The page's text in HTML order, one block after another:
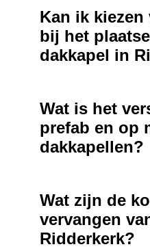
Kan ik kiezen
bij het
dakkapel in
Wat is het
prefab en op
dakkapellen?
Wat zijn de
vervangen
Ridderkerk?